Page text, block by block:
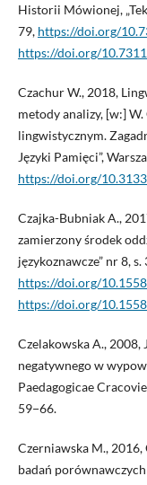
Historii Mówionej,
79, https://doi.org/
https://doi.org/
Czachur W., 2018,
metody analizy, [w:]
lingwistycznym.
Języki Pamięci”,
https://doi.org/
Czajka-Bubniak A.,
zamierzony środek
językoznawcze” nr 8, s.
https://doi.org/
https://doi.org/
Czelakowska A.,
negatywnego w
Paedagogicae
59−66.
Czerniawska M.,
badań